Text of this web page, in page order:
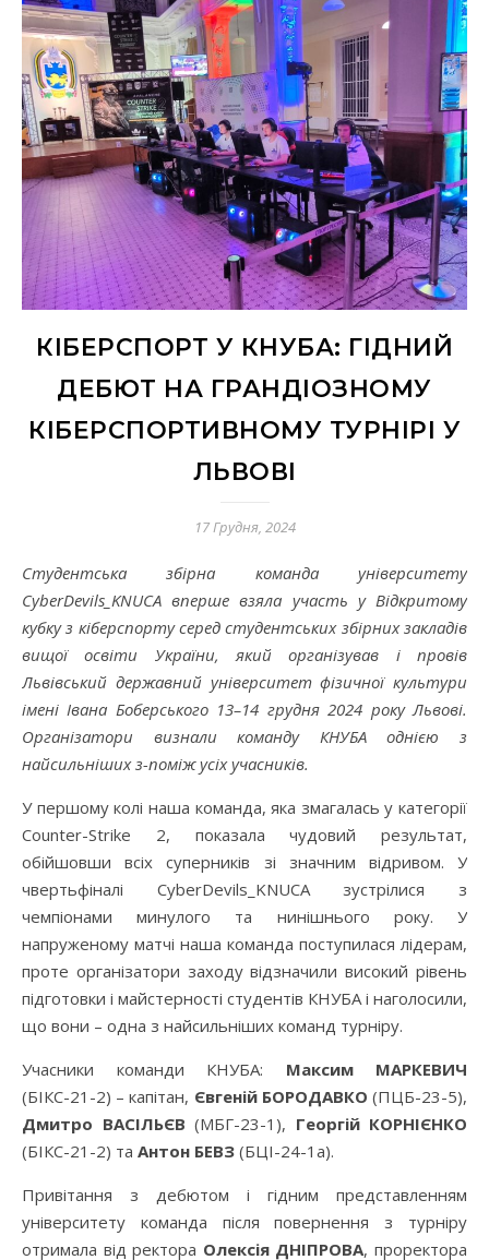
КІБЕРСПОРТ У КНУБА: ГІДНИЙ
ДЕБЮТ НА ГРАНДІОЗНОМУ
КІБЕРСПОРТИВНОМУ ТУРНІРІ У
ЛЬВОВІ
17 Грудня, 2024
Студентська збірна команда університету
CyberDevils_KNUCA вперше взяла участь у Відкритому
кубку з кіберспорту серед студентських збірних закладів
вищої освіти України, який організував і провів
Львівський державний університет фізичної культури
імені Івана Боберського 13–14 грудня 2024 року Львові.
Організатори визнали команду КНУБА однією з
найсильніших з-поміж усіх учасників.
У першому колі наша команда, яка змагалась у категорії
Counter-Strike 2, показала чудовий результат,
обійшовши всіх суперників зі значним відривом. У
чвертьфіналі CyberDevils_KNUCA зустрілися з
чемпіонами минулого та нинішнього року. У
напруженому матчі наша команда поступилася лідерам,
проте організатори заходу відзначили високий рівень
підготовки і майстерності студентів КНУБА і наголосили,
що вони – одна з найсильніших команд турніру.
Учасники команди КНУБА: Максим МАРКЕВИЧ
(БІКС-21-2) – капітан, Євгеній БОРОДАВКО (ПЦБ-23-5),
Дмитро ВАСІЛЬЄВ (МБГ-23-1), Георгій КОРНІЄНКО
(БІКС-21-2) та Антон БЕВЗ (БЦІ-24-1а).
Привітання з дебютом і гідним представленням
університету команда після повернення з турніру
отримала від ректора Олексія ДНІПРОВА, проректора